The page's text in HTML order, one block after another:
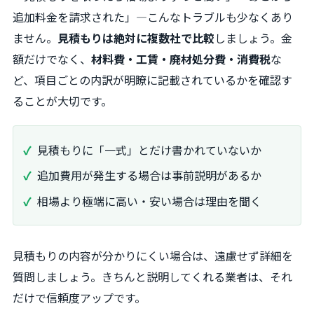
追加料金を請求された」―こんなトラブルも少なくあり
ません。 見積もりは絶対に複数社で比較しましょう。金
額だけでなく、 材料費・工賃・廃材処分費・消費税な
ど、項目ごとの内訳が明瞭に記載されているかを確認す
ることが大切です。
見積もりに「一式」とだけ書かれていないか
追加費用が発生する場合は事前説明があるか
相場より極端に高い・安い場合は理由を聞く
見積もりの内容が分かりにくい場合は、遠慮せず詳細を
質問しましょう。きちんと説明してくれる業者は、それ
だけで信頼度アップです。